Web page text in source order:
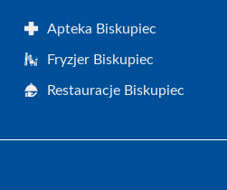
Apteka Biskupiec
Fryzjer Biskupiec
Restauracje Biskupiec